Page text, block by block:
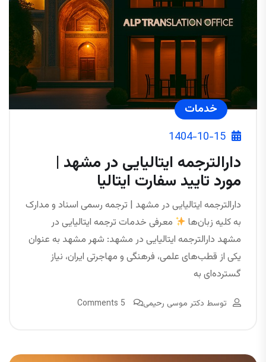
خدمات
1404-10-15
دارالترجمه ایتالیایی در مشهد |
مورد تایید سفارت ایتالیا
دارالترجمه ایتالیایی در مشهد | ترجمه رسمی اسناد و مدارک
به کلیه زبان‌ها
معرفی خدمات ترجمه ایتالیایی در
مشهد دارالترجمه ایتالیایی در مشهد: شهر مشهد به‌ عنوان
یکی از قطب‌های علمی، فرهنگی و مهاجرتی ایران، نیاز
گسترده‌ای به
توسط دکتر موسی رحیمی 5 Comments